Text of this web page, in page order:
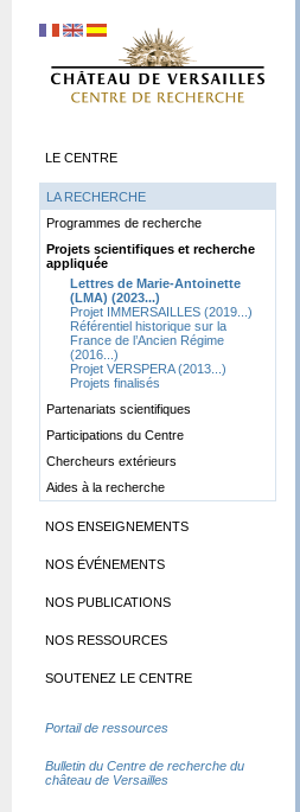
LE CENTRE
LA RECHERCHE
Programmes de recherche
Projets scientifiques et recherche
appliquée
Lettres de Marie-Antoinette
(LMA) (2023...)
Projet IMMERSAILLES (2019...)
Référentiel historique sur la
France de l’Ancien Régime
(2016...)
Projet VERSPERA (2013...)
Projets finalisés
Partenariats scientifiques
Participations du Centre
Chercheurs extérieurs
Aides à la recherche
NOS ENSEIGNEMENTS
NOS ÉVÉNEMENTS
NOS PUBLICATIONS
NOS RESSOURCES
SOUTENEZ LE CENTRE
Portail de ressources
Bulletin du Centre de recherche du
château de Versailles